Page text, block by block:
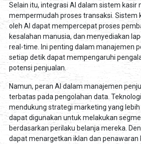
Selain itu, integrasi AI dalam sistem kasir
mempermudah proses transaksi. Sistem
oleh AI dapat mempercepat proses
kesalahan manusia, dan menyediakan
real-time. Ini penting dalam manajemen
setiap detik dapat mempengaruhi
potensi penjualan.
Namun, peran AI dalam manajemen
terbatas pada pengolahan data.
mendukung strategi marketing yang
dapat digunakan untuk melakukan
berdasarkan perilaku belanja mereka.
dapat menargetkan iklan dan penawaran